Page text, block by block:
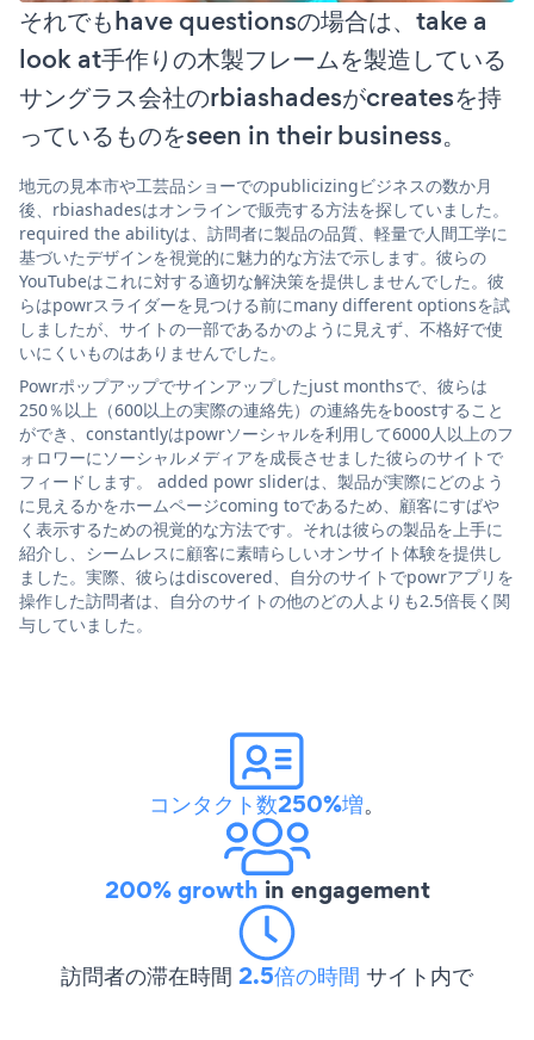
それでもhave questionsの場合は、take a
look at手作りの木製フレームを製造している
サングラス会社のrbiashadesがcreatesを持
っているものをseen in their business。
地元の見本市や工芸品ショーでのpublicizingビジネスの数か月
後、rbiashadesはオンラインで販売する方法を探していました。
required the abilityは、訪問者に製品の品質、軽量で人間工学に
基づいたデザインを視覚的に魅力的な方法で示します。彼らの
YouTubeはこれに対する適切な解決策を提供しませんでした。彼
らはpowrスライダーを見つける前にmany different optionsを試
しましたが、サイトの一部であるかのように見えず、不格好で使
いにくいものはありませんでした。
Powrポップアップでサインアップしたjust monthsで、彼らは
250％以上（600以上の実際の連絡先）の連絡先をboostすること
ができ、constantlyはpowrソーシャルを利用して6000人以上のフ
ォロワーにソーシャルメディアを成長させました彼らのサイトで
フィードします。 added powr sliderは、製品が実際にどのよう
に見えるかをホームページcoming toであるため、顧客にすばや
く表示するための視覚的な方法です。それは彼らの製品を上手に
紹介し、シームレスに顧客に素晴らしいオンサイト体験を提供し
ました。実際、彼らはdiscovered、自分のサイトでpowrアプリを
操作した訪問者は、自分のサイトの他のどの人よりも2.5倍長く関
与していました。
コンタクト数250%増。
200% growth in engagement
訪問者の滞在時間 2.5倍の時間 サイト内で